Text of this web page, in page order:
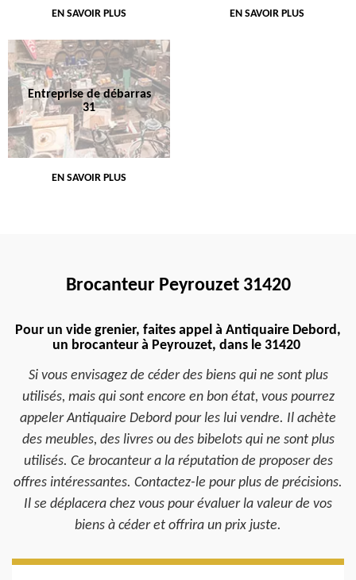
EN SAVOIR PLUS EN SAVOIR PLUS
Entreprise de débarras
31
EN SAVOIR PLUS
Brocanteur Peyrouzet 31420
Pour un vide grenier, faites appel à Antiquaire Debord,
un brocanteur à Peyrouzet, dans le 31420
Si vous envisagez de céder des biens qui ne sont plus
utilisés, mais qui sont encore en bon état, vous pourrez
appeler Antiquaire Debord pour les lui vendre. Il achète
des meubles, des livres ou des bibelots qui ne sont plus
utilisés. Ce brocanteur a la réputation de proposer des
offres intéressantes. Contactez-le pour plus de précisions.
Il se déplacera chez vous pour évaluer la valeur de vos
biens à céder et offrira un prix juste.